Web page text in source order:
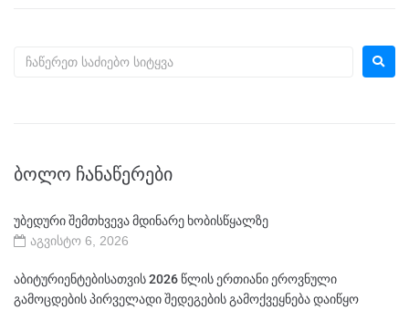
ᲑᲝᲚᲝ ᲩᲐᲜᲐᲬᲔᲠᲔᲑᲘ
უბედური შემთხვევა მდინარე ხობისწყალზე
აგვისტო 6, 2026
აბიტურიენტებისათვის 2026 წლის ერთიანი ეროვნული
გამოცდების პირველადი შედეგების გამოქვეყნება დაიწყო